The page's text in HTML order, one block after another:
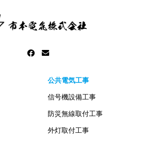
公共電気工事
信号機設備工事
防災無線取付工事
外灯取付工事